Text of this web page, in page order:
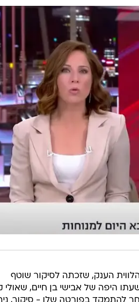
על המתחרים נתנו בערוץ 13 בזכות הלווית הענק, שזכתה לסיקור שוטף
היפה של אבישי בן חיים, שאולי